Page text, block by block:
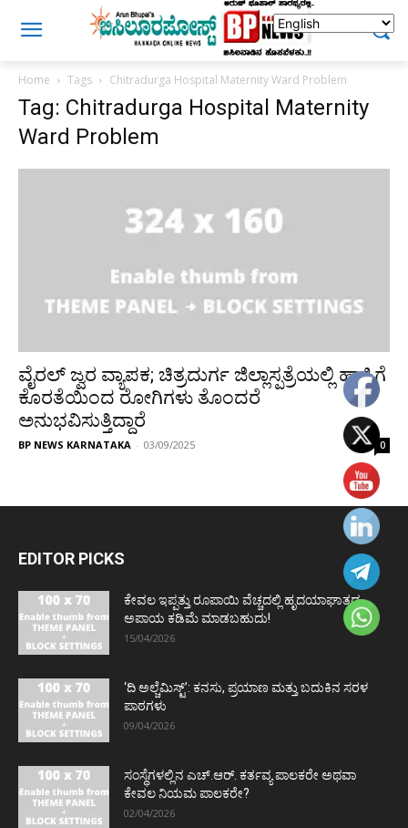
Home Tags Chitradurga Hospital Maternity Ward Problem
Tag: Chitradurga Hospital Maternity
Ward Problem
ವೈರಲ್ ಜ್ವರ ವ್ಯಾಪಕ; ಚಿತ್ರದುರ್ಗ ಜಿಲ್ಲಾಸ್ಪತ್ರೆಯಲ್ಲಿ ಹಾಸಿಗೆ
ಕೊರತೆಯಿಂದ ರೋಗಿಗಳು ತೊಂದರೆ
ಅನುಭವಿಸುತ್ತಿದ್ದಾರೆ
BP NEWS KARNATAKA - 03/09/2025 0
EDITOR PICKS
ಕೇವಲ ಇಪ್ಪತ್ತು ರೂಪಾಯಿ ವೆಚ್ಚದಲ್ಲಿ ಹೃದಯಾಘಾತದ
ಅಪಾಯ ಕಡಿಮೆ ಮಾಡಬಹುದು!
15/04/2026
‘ದಿ ಅಲ್ಚೆಮಿಸ್ಟ್’: ಕನಸು, ಪ್ರಯಾಣ ಮತ್ತು ಬದುಕಿನ ಸರಳ
ಪಾಠಗಳು
09/04/2026
ಸಂಸ್ಥೆಗಳಲ್ಲಿನ ಎಚ್.ಆರ್. ಕರ್ತವ್ಯ ಪಾಲಕರೇ ಅಥವಾ
ಕೇವಲ ನಿಯಮ ಪಾಲಕರೇ?
02/04/2026